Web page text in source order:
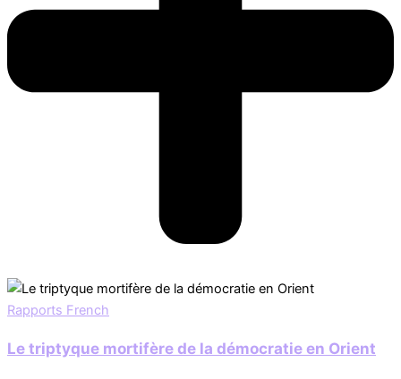
Rapports French
Le triptyque mortifère de la démocratie en Orient